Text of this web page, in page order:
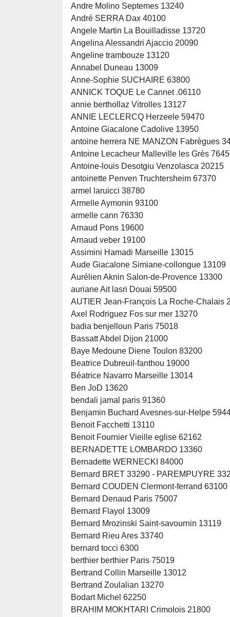
Andre Molino Septemes 13240
André SERRA Dax 40100
Angele Martin La Bouilladisse 13720
Angelina Alessandri Ajaccio 20090
Angeline trambouze 13120
Annabel Duneau 13009
Anne-Sophie SUCHAIRE 63800
ANNICK TOQUE Le Cannet .06110
annie berthollaz Vitrolles 13127
ANNIE LECLERCQ Herzeele 59470
Antoine Giacalone Cadolive 13950
antoine herrera NE MANZON Fabrègues
Antoine Lecacheur Malleville les Grès
Antoine-louis Desotgiu Venzolasca 20215
antoinette Penven Truchtersheim 67370
armel laruicci 38780
Armelle Aymonin 93100
armelle cann 76330
Arnaud Pons 19600
Arnaud veber 19100
Assimini Hamadi Marseille 13015
Aude Giacalone Simiane-collongue 13109
Aurélien Aknin Salon-de-Provence 13300
auriane Ait lasri Douai 59500
AUTIER Jean-François La Roche-Chalais
Axel Rodriguez Fos sur mer 13270
badia benjelloun Paris 75018
Bassatt Abdel Dijon 21000
Baye Medoune Diene Toulon 83200
Beatrice Dubreuil-fanthou 19000
Béatrice Navarro Marseille 13014
Ben JoD 13620
bendali jamal paris 91360
Benjamin Buchard Avesnes-sur-Helpe
Benoit Facchetti 13110
Benoit Fournier Vieille eglise 62162
BERNADETTE LOMBARDO 13360
Bernadette WERNECKI 84000
Bernard BRET 33290 - PAREMPUYRE
Bernard COUDEN Clermont-ferrand 63100
Bernard Denaud Paris 75007
Bernard Flayol 13009
Bernard Mrozinski Saint-savournin 13119
Bernard Rieu Ares 33740
bernard tocci 6300
berthier berthier Paris 75019
Bertrand Collin Marseille 13012
Bertrand Zoulalian 13270
Bodart Michel 62250
BRAHIM MOKHTARI Crimolois 21800